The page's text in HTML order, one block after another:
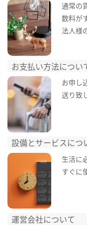
通常の
数料が
法人様
お支払い方法につい
お申し
送り致
設備とサービスにつ
生活に
すぐに
運営会社について